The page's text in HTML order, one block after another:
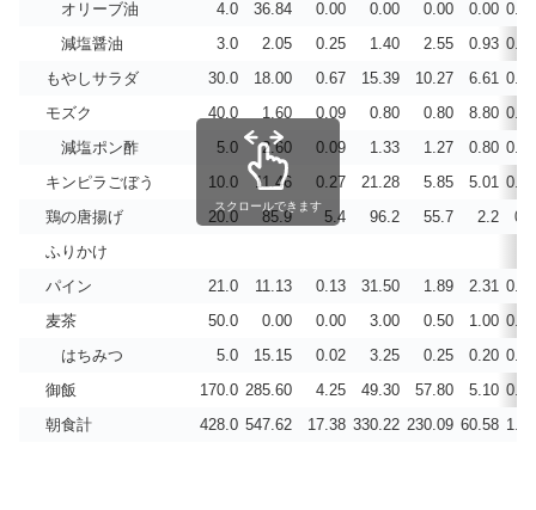
オリーブ油
4.0 36.84 0.00 0.00 0.00 0.00 0.00
減塩醤油
3.0 2.05 0.25 1.40 2.55 0.93 0.00
もやしサラダ
30.0 18.00 0.67 15.39 10.27 6.61 0.10
モズク
40.0 1.60 0.09 0.80 0.80 8.80 0.00
減塩ポン酢
5.0 2.60 0.09 1.33 1.27 0.80 0.00
キンピラごぼう
10.0 11.46 0.27 21.28 5.85 5.01 0.00
鶏の唐揚げ
20.0 85.9 5.4 96.2 55.7 2.2
0.1
ふりかけ
パイン
21.0 11.13 0.13 31.50 1.89 2.31 0.00
麦茶
50.0 0.00 0.00 3.00 0.50 1.00 0.00
はちみつ
5.0 15.15 0.02 3.25 0.25 0.20 0.00
御飯
170.0 285.60 4.25 49.30 57.80 5.10 0.00
朝食計
428.0 547.62 17.38 330.22 230.09 60.58 1.10
スクロールできます